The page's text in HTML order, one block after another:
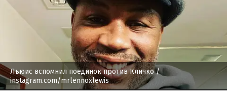
Льюис вспомнил поединок против Кличко/
instagram.com/mrlennoxlewis